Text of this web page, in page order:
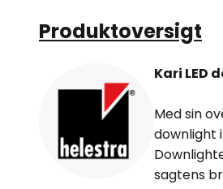
Produktoversigt
Kari LED
Med sin
downlight
sagtens